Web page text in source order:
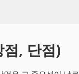
, 단점)